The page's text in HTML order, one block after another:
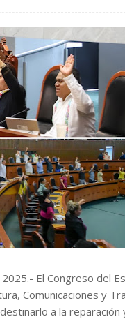
El Congreso del
Comunicaciones y
a la